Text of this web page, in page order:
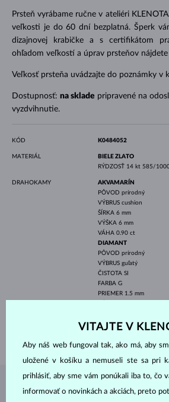
Prsteň vyrábame ručne v ateliéri
veľkosti je do 60 dní bezplatná. Šperk
dizajnovej krabičke a s certifikátom
ohľadom veľkostí a úprav prsteňov nájdete
Veľkosť prsteňa uvádzajte do poznámky v
Dostupnosť: na sklade pripravené na
vyzdvihnutie.
KÓD K0484052
MATERIÁL
BIELE ZLATO
RÝDZOSŤ 14 kt 585/
DRAHOKAMY
AKVAMARÍN
PÔVOD prírodný
VÝBRUS cushion
ŠÍRKA 6 mm
VÝŠKA 6 mm
VÁHA 0.90 ct
DIAMANT
PÔVOD prírodný
VÝBRUS guľatý
ČISTOTA SI
FARBA G
PRIEMER 1.5 mm
ŠPERKY ZATELIÉRU
VITAJTE V
Aby náš web fungoval tak, ako má, aby
uložené v košíku a nemuseli ste sa pri
prihlásiť, aby sme vám ponúkali iba to, čo
informovať o novinkách a akciách, preto